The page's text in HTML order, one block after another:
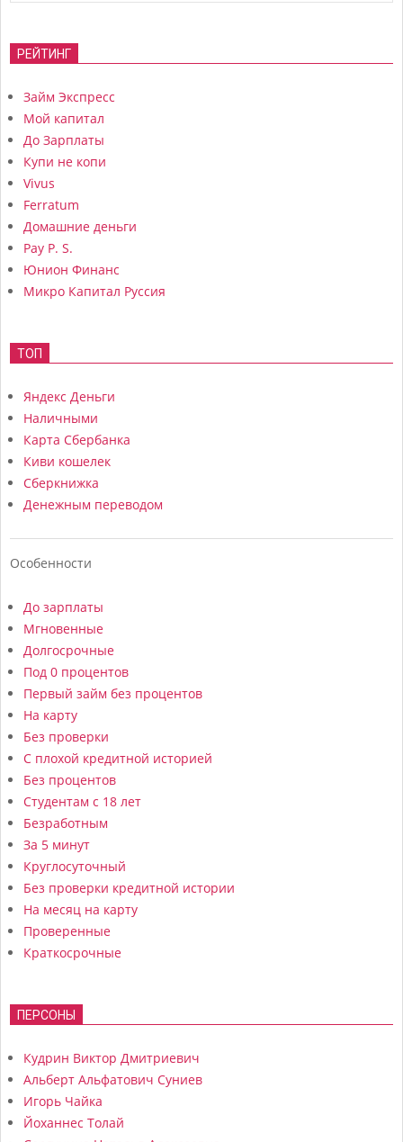
РЕЙТИНГ
Займ Экспресс
Мой капитал
До Зарплаты
Купи не копи
Vivus
Ferratum
Домашние деньги
Pay P. S.
Юнион Финанс
Микро Капитал Руссия
ТОП
Яндекс Деньги
Наличными
Карта Сбербанка
Киви кошелек
Сберкнижка
Денежным переводом
Особенности
До зарплаты
Мгновенные
Долгосрочные
Под 0 процентов
Первый займ без процентов
На карту
Без проверки
С плохой кредитной историей
Без процентов
Студентам с 18 лет
Безработным
За 5 минут
Круглосуточный
Без проверки кредитной истории
На месяц на карту
Проверенные
Краткосрочные
ПЕРСОНЫ
Кудрин Виктор Дмитриевич
Альберт Альфатович Суниев
Игорь Чайка
Йоханнес Толай